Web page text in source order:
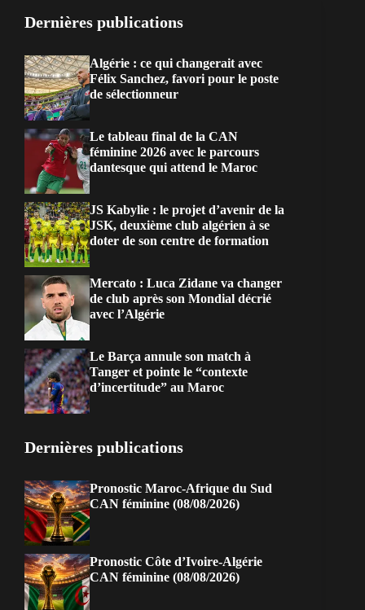
Dernières publications
Algérie : ce qui changerait avec
Félix Sanchez, favori pour le poste
de sélectionneur
Le tableau final de la CAN
féminine 2026 avec le parcours
dantesque qui attend le Maroc
JS Kabylie : le projet d’avenir de la
JSK, deuxième club algérien à se
doter de son centre de formation
Mercato : Luca Zidane va changer
de club après son Mondial décrié
avec l’Algérie
Le Barça annule son match à
Tanger et pointe le “contexte
d’incertitude” au Maroc
Dernières publications
Pronostic Maroc-Afrique du Sud
CAN féminine (08/08/2026)
Pronostic Côte d’Ivoire-Algérie
CAN féminine (08/08/2026)